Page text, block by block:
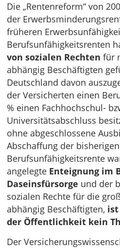
Die „Rentenreform“ von
der
früheren
Berufsunfähigkeitsrenten
von sozialen Rechten für
abhängig Beschäftigten
Deutschland davon
der Versicherten einen
% einen Fachhochschul-
Universitätsabschluss
ohne abgeschlossene
Abschaffung der bisherigen
Berufsunfähigkeitsrente
angelegte Enteignung im
Daseinsfürsorge und der
sozialen Rechte für die
abhängig Beschäftigten,
der Öffentlichkeit kein
Der